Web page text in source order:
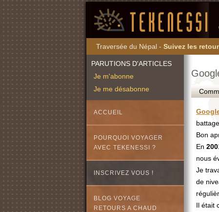
Traversée du Népal - Suivez les
PARUTIONS D'ARTICLES
Je m'abonne
Je me désabonne
ACCUEIL
POURQUOI VOYAGER
AVEC TEKENESSI ?
INSCRIVEZ VOUS !
BLOG VOYAGE
RETOURS A CHAUD
Bon
En
nous
Je
de
Il était